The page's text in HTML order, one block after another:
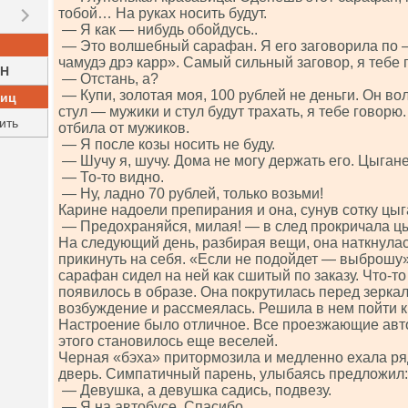
тобой… На руках носить будут.
— Я как — нибудь обойдусь..
— Это волшебный сарафан. Я его заговорила по
чамудэ дрэ карр». Самый сильный заговор, я тебе
— Отстань, а?
— Купи, золотая моя, 100 рублей не деньги. Он
стул — мужики и стул будут трахать, я тебе
отбила от мужиков.
— Я после козы носить не буду.
— Шучу я, шучу. Дома не могу держать его. Цыгане
— То-то видно.
— Ну, ладно 70 рублей, только возьми!
Карине надоели препирания и она, сунув сотку
— Предохраняйся, милая! — в след прокричала
На следующий день, разбирая вещи, она
прикинуть на себя. «Если не подойдет —
сарафан сидел на ней как сшитый по заказу. Что-
появилось в образе. Она покрутилась перед
возбуждение и рассмеялась. Решила в нем пойти к
Настроение было отличное. Все проезжающие
этого становилось еще веселей.
Черная «бэха» притормозила и медленно ехала
дверь. Симпатичный парень, улыбаясь предложил:
— Девушка, а девушка садись, подвезу.